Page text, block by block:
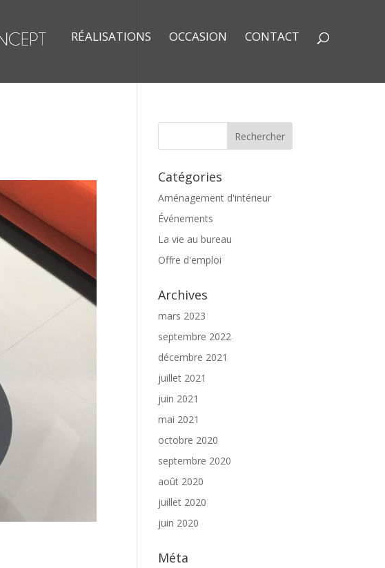
RÉALISATIONS OCCASION CONTACT
Catégories
Aménagement d'intérieur
Événements
La vie au bureau
Offre d'emploi
Archives
mars 2023
septembre 2022
décembre 2021
juillet 2021
juin 2021
mai 2021
octobre 2020
septembre 2020
août 2020
juillet 2020
juin 2020
Méta